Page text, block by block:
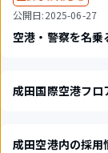
公開日:2025-06-27
空港・警察を名
成田国際空港フロ
成田空港内の採用